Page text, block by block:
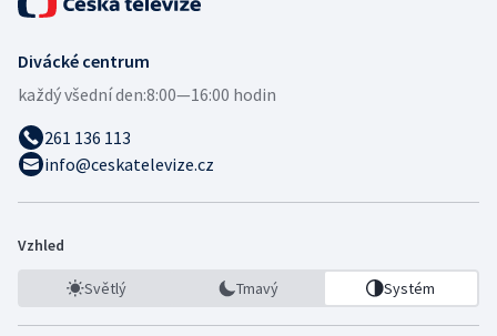
Divácké centrum
každý všední den:8:00—16:00 hodin
261 136 113
info@ceskatelevize.cz
Vzhled
Světlý Tmavý Systém